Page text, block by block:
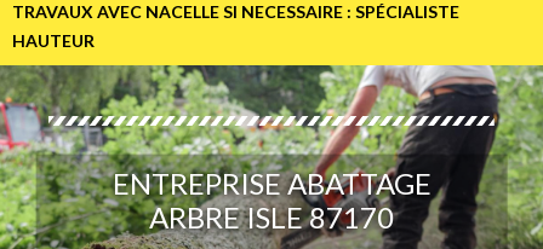
TRAVAUX AVEC NACELLE SI NECESSAIRE : SPÉCIALISTE
HAUTEUR
ENTREPRISE ABATTAGE
ARBRE ISLE 87170